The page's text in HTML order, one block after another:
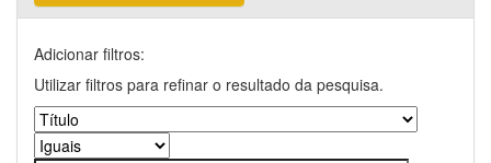
Adicionar filtros:
Utilizar filtros para refinar o resultado da pesquisa.